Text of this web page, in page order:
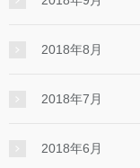
2018年8月
2018年7月
2018年6月